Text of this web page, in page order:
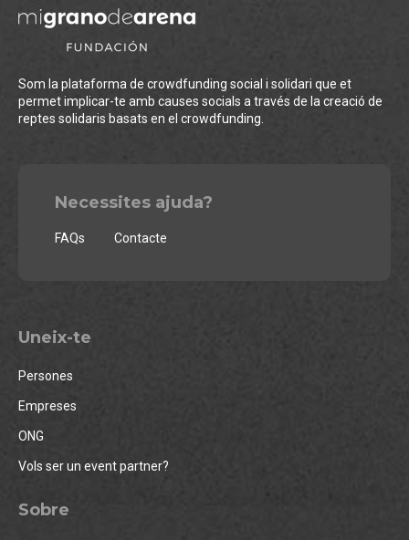
Som la plataforma de crowdfunding social i solidari que et
permet implicar-te amb causes socials a través de la creació de
reptes solidaris basats en el crowdfunding.
Necessites ajuda?
FAQs Contacte
Uneix-te
Persones
Empreses
ONG
Vols ser un event partner?
Sobre